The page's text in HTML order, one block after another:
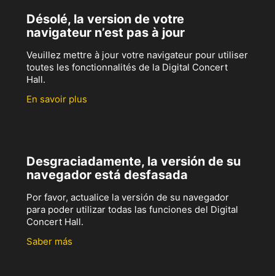
Désolé, la version de votre
navigateur n’est pas à jour
Veuillez mettre à jour votre navigateur pour utiliser
toutes les fonctionnalités de la Digital Concert
Hall.
En savoir plus
Desgraciadamente, la versión de su
navegador está desfasada
Por favor, actualice la versión de su navegador
para poder utilizar todas las funciones del Digital
Concert Hall.
Saber más